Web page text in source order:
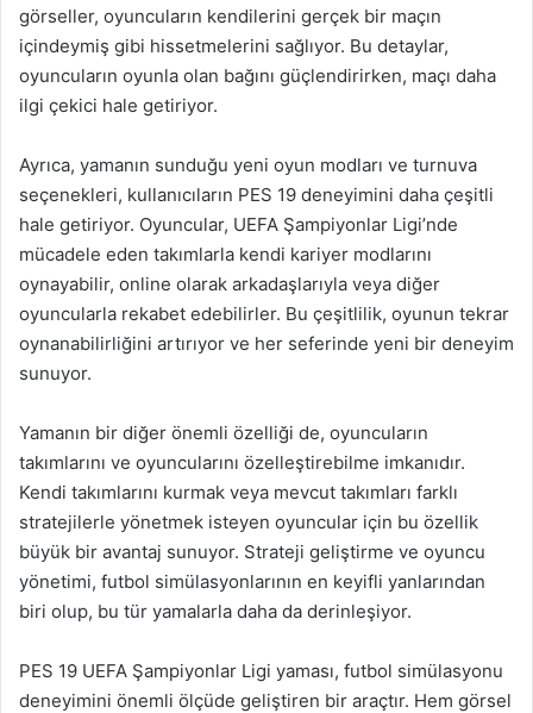
görseller, oyuncuların kendilerini gerçek bir maçın
içindeymiş gibi hissetmelerini sağlıyor. Bu detaylar,
oyuncuların oyunla olan bağını güçlendirirken, maçı daha
ilgi çekici hale getiriyor.
Ayrıca, yamanın sunduğu yeni oyun modları ve turnuva
seçenekleri, kullanıcıların PES 19 deneyimini daha çeşitli
hale getiriyor. Oyuncular, UEFA Şampiyonlar Ligi’nde
mücadele eden takımlarla kendi kariyer modlarını
oynayabilir, online olarak arkadaşlarıyla veya diğer
oyuncularla rekabet edebilirler. Bu çeşitlilik, oyunun tekrar
oynanabilirliğini artırıyor ve her seferinde yeni bir deneyim
sunuyor.
Yamanın bir diğer önemli özelliği de, oyuncuların
takımlarını ve oyuncularını özelleştirebilme imkanıdır.
Kendi takımlarını kurmak veya mevcut takımları farklı
stratejilerle yönetmek isteyen oyuncular için bu özellik
büyük bir avantaj sunuyor. Strateji geliştirme ve oyuncu
yönetimi, futbol simülasyonlarının en keyifli yanlarından
biri olup, bu tür yamalarla daha da derinleşiyor.
PES 19 UEFA Şampiyonlar Ligi yaması, futbol simülasyonu
deneyimini önemli ölçüde geliştiren bir araçtır. Hem görsel